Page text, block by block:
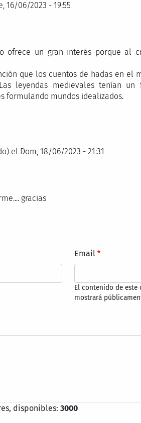
16/06/2023 - 19:55
ofrece un gran interés porque al
que los cuentos de hadas en el
leyendas medievales tenían
formulando mundos idealizados.
el Dom, 18/06/2023 - 21:31
gracias
Email
El contenido de este
mostrará
disponibles: 3000